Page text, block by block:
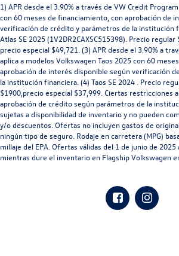
1) APR desde el 3.90% a través de VW Credit
con 60 meses de financiamiento, con aprobación de
verificación de crédito y parámetros de la institución
Atlas SE 2025 (1V2DR2CAXSC515398). Precio regular
precio especial $49,721. (3) APR desde el 3.90% a
aplica a modelos Volkswagen Taos 2025 con 60
aprobación de interés disponible según verificación
la institución financiera. (4) Taos SE 2024 . Precio
$1900,precio especial $37,999. Ciertas restricciones
aprobación de crédito según parámetros de la
sujetas a disponibilidad de inventario y no pueden
y/o descuentos. Ofertas no incluyen gastos de
ningún tipo de seguro. Rodaje en carretera (MPG)
millaje del EPA. Ofertas válidas del 1 de junio de
mientras dure el inventario en Flagship Volkswagen